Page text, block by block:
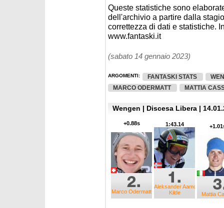
Queste statistiche sono
dell'archivio a partire dalla
correttezza di dati e statistiche.
www.fantaski.it
(sabato 14 gennaio 2023)
ARGOMENTI: FANTASKI STATS
MARCO ODERMATT
MATTIA
Wengen | Discesa Libera |
Aleksander Aamodt
Kilde
1:43.14
Marco Odermatt
+0.88s
Mattia